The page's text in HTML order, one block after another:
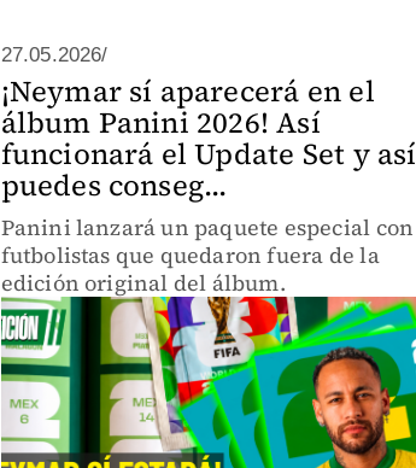
27.05.2026/
¡Neymar sí aparecerá en el
álbum Panini 2026! Así
funcionará el Update Set y así
puedes conseg...
Panini lanzará un paquete especial con
futbolistas que quedaron fuera de la
edición original del álbum.